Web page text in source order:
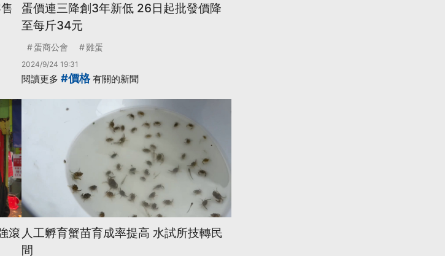
蛋價連三降創3年新低 26日起批發價降
至每斤34元
蛋商公會 雞蛋
2024/9/24 19:31
滾
閱讀更多 #價格有關的新聞
人工孵育蟹苗育成率提高 水試所技轉民
間